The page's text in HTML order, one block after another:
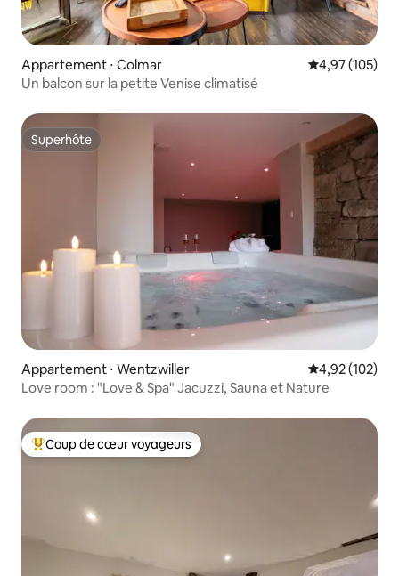
Appartement ⋅ Colmar Évaluation
4,97 (105)
Un balcon sur la petite Venise climatisé
Superhôte
Superhôte
Appartement ⋅ Wentzwiller Évaluation
4,92 (102)
Love room : "Love & Spa" Jacuzzi, Sauna et Nature
Coups de cœur voyageurs les plus appréciés
Coup de cœur voyageurs